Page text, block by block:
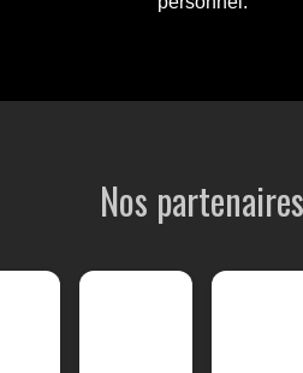
Nos partenaires